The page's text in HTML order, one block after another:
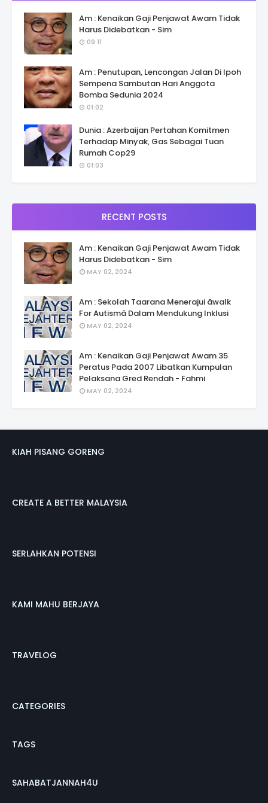
Am : Kenaikan Gaji Penjawat Awam Tidak
Harus Didebatkan - Sim
09:11
Am : Penutupan, Lencongan Jalan Di Ipoh
Sempena Sambutan Hari Anggota
Bomba Sedunia 2024
01:02
Dunia : Azerbaijan Pertahan Komitmen
Terhadap Minyak, Gas Sebagai Tuan
Rumah Cop29
01:03
RECENT POSTS
Am : Kenaikan Gaji Penjawat Awam Tidak
Harus Didebatkan - Sim
MAY 02, 2024
Am : Sekolah Taarana Menerajui âwalk
For Autismâ Dalam Mendukung Inklusi
MAY 02, 2024
Am : Kenaikan Gaji Penjawat Awam 35
Peratus Pada 2007 Libatkan Kumpulan
Pelaksana Gred Rendah - Fahmi
MAY 02, 2024
KIAH PISANG GORENG
CREATE A BETTER MALAYSIA
SERLAHKAN POTENSI
KAMI MAHU BERJAYA
TRAVELOG
CATEGORIES
TAGS
SAHABATJANNAH4U